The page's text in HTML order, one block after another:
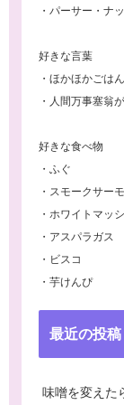
・パーサー・ナ
好きな言葉
・ほかほかごはん
・人間万事塞翁
好きな食べ物
・ふぐ
・スモークサー
・ホワイトマッ
・アスパラガス
・ビスコ
・芋けんぴ
最近の投稿
味噌を変えた